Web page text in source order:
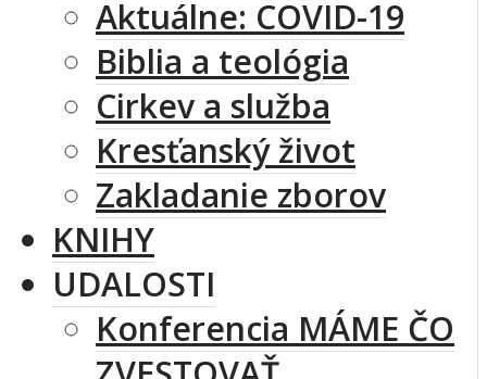
Aktuálne: COVID-19
Biblia a teológia
Cirkev a služba
Kresťanský život
Zakladanie zborov
KNIHY
UDALOSTI
Konferencia MÁME ČO